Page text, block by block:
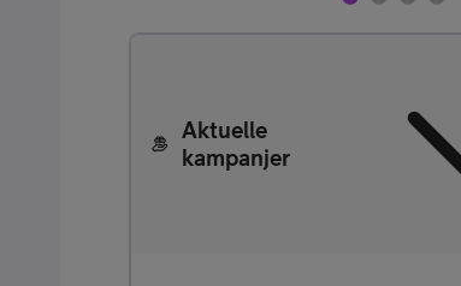
Aktuelle
kampanjer